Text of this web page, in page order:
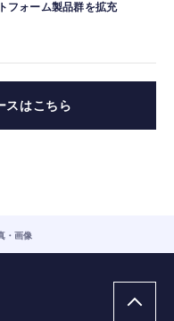
フォーム製品群を拡充
スはこちら
・画像